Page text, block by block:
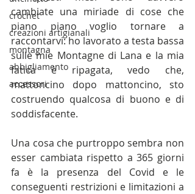
crochet
creazioni artigianali
montagna
abbigliamento
accessori
cambiate una miriade di cose che
piano piano voglio tornare a
raccontarvi: ho lavorato a testa bassa
sulle mie Montagne di Lana e la mia
fatica è ripagata, vedo che,
mattoncino dopo mattoncino, sto
costruendo qualcosa di buono e di
soddisfacente.
Una cosa che purtroppo sembra non
esser cambiata rispetto a 365 giorni
fa è la presenza del Covid e le
conseguenti restrizioni e limitazioni a